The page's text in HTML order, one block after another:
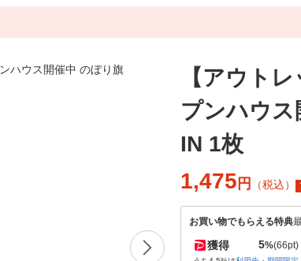
【アウト
プンハウ
IN 1枚
1,475 円 （税込）
お買い物でもらえる特典
獲得 5%(66pt)